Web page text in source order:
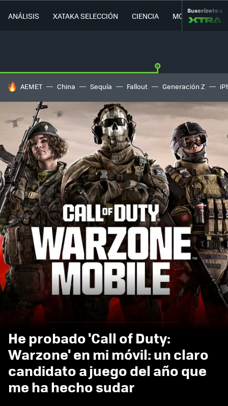
ANÁLISIS XATAKA SELECCIÓN CIENCIA MOVILIDAD
Suscríbete a
HOY SE HABLA DE
AEMET China Sequía Fallout Generación Z
He probado 'Call of Duty:
Warzone' en mi móvil: un claro
candidato a juego del año que
me ha hecho sudar